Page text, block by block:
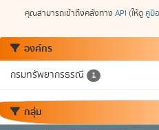
องค์กร
กรมทรัพยากรธรณี 1
กลุ่ม
คุณสามารถเข้าถึงคลังทาง API (ให้ดู คู่มื